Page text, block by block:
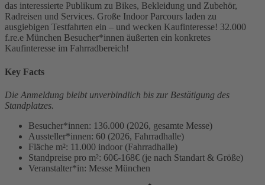
das interessierte Publikum zu Bikes, Bekleidung und Zubehör,
Radreisen und Services. Große Indoor Parcours laden zu
ausgiebigen Testfahrten ein – und wecken Kaufinteresse! 32.000
f.re.e München Besucher*innen äußerten ein konkretes
Kaufinteresse im Fahrradbereich!
Key Facts
Die Anmeldung bleibt unverbindlich bis zur Bestätigung des
Standplatzes.
Besucher*innen: 136.000 (2026, gesamte Messe)
Aussteller*innen: 60 (2026, Fahrradhalle)
Fläche m²: 11.000 indoor (Fahrradhalle)
Standpreise pro m²: 60€-168€ (je nach Standart & Größe)
Veranstalter*in: Messe München